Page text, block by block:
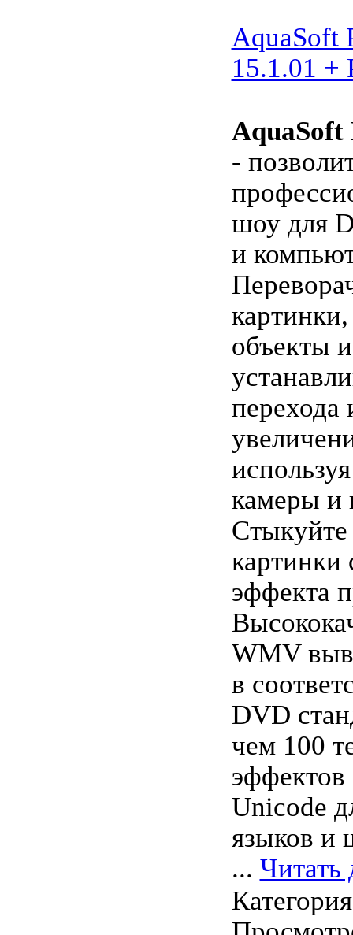
AquaSoft
15.1.01 +
AquaSoft
-
шоу для
и
объекты
камеры и
эффекта
WMV
в
DVD
чем 100
Unicode
языков и
... Читать